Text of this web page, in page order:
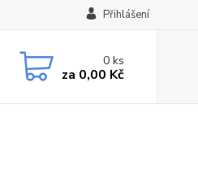
Přihlášení
0ks
za 0,00 Kč